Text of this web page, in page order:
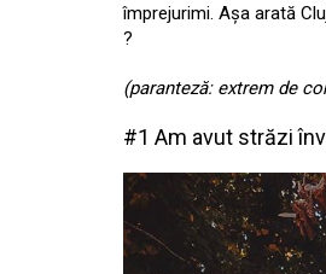
împrejurimi. Așa arată
?
(paranteză: extrem de
#1 Am avut străzi